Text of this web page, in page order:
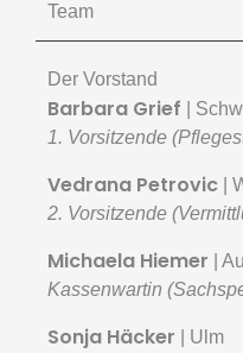
Team
Der Vorstand
Barbara Grief |
1. Vorsitzende
Vedrana Petrovic |
2. Vorsitzende
Michaela Hiemer |
Kassenwartin
Sonja Häcker | Ulm